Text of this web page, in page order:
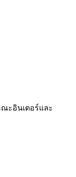
ณะอินเตอร์และ